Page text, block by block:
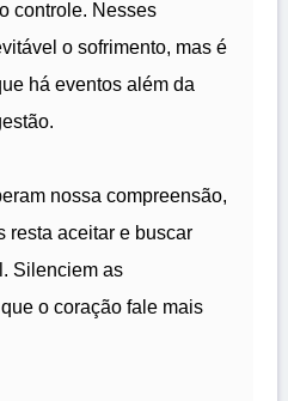
controle. Nesses
o sofrimento, mas é
há eventos além da
nossa compreensão,
resta aceitar e buscar
Silenciem as
o coração fale mais